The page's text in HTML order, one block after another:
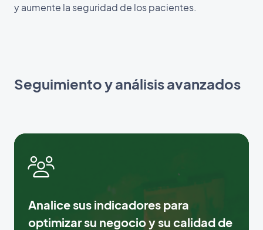
y aumente la seguridad de los pacientes.
Seguimiento y análisis avanzados
Analice sus indicadores para
optimizar su negocio y su calidad de